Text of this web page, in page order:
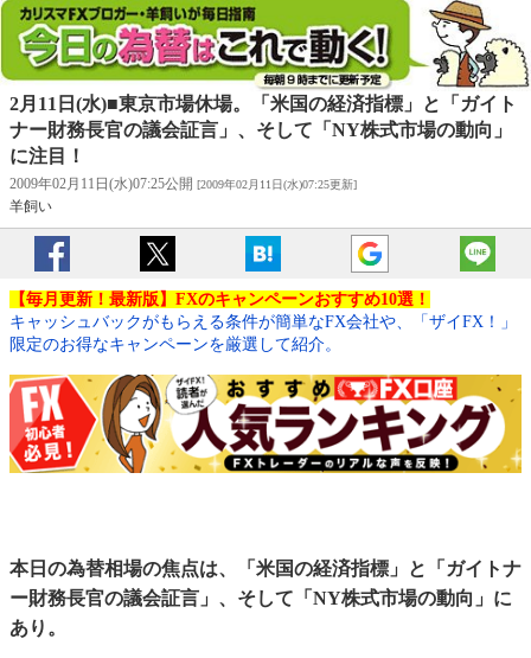
2月11日(水)■東京市場休場。「米国の経済指標」と「ガイト
ナー財務長官の議会証言」、そして「NY株式市場の動向」
に注目！
2009年02月11日(水)07:25公開 [2009年02月11日(水)07:25更新]
羊飼い
【毎月更新！最新版】FXのキャンペーンおすすめ10選！
キャッシュバックがもらえる条件が簡単なFX会社や、「ザイFX！」
限定のお得なキャンペーンを厳選して紹介。
本日の為替相場の焦点は、「米国の経済指標」と「ガイトナ
ー財務長官の議会証言」、そして「NY株式市場の動向」に
あり。